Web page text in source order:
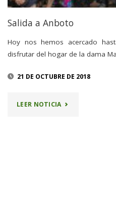
Salida a Anboto
Hoy nos hemos acercado
disfrutar del hogar de la dama
21 DE OCTUBRE DE 2018
LEER NOTICIA"SALIDA